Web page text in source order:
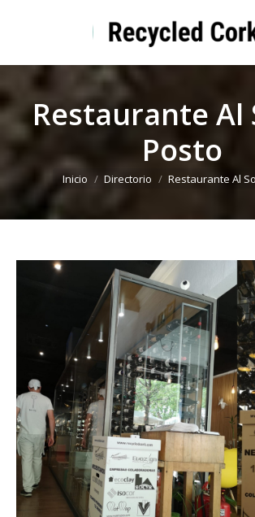
Restaurante Al
Posto
Estás aquí:
Inicio Directorio Restaurante Al